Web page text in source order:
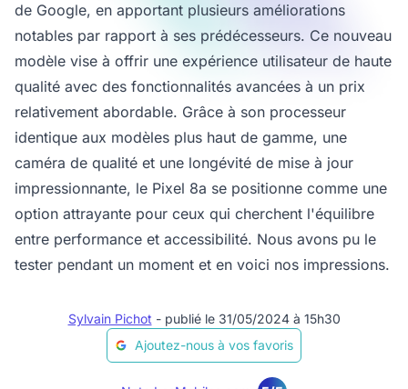
de Google, en apportant plusieurs améliorations
notables par rapport à ses prédécesseurs. Ce nouveau
modèle vise à offrir une expérience utilisateur de haute
qualité avec des fonctionnalités avancées à un prix
relativement abordable. Grâce à son processeur
identique aux modèles plus haut de gamme, une
caméra de qualité et une longévité de mise à jour
impressionnante, le Pixel 8a se positionne comme une
option attrayante pour ceux qui cherchent l'équilibre
entre performance et accessibilité. Nous avons pu le
tester pendant un moment et en voici nos impressions.
Sylvain Pichot - publié le 31/05/2024 à 15h30
Ajoutez-nous à vos favoris